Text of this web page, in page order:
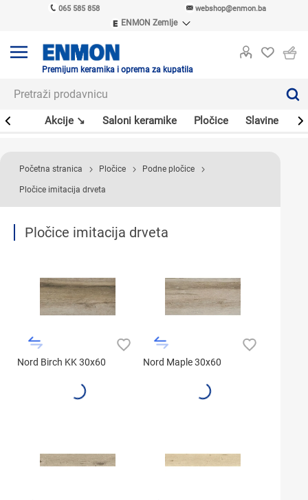
065 585 858 webshop@enmon.ba
ENMON Zemlje
ENMON MKD
Premijum keramika i oprema za kupatila
Akcije ↘ Saloni keramike Pločice Slavine
Početna stranica Pločice Podne pločice
Pločice imitacija drveta
Pločice imitacija drveta
Nord Birch KK 30x60 Nord Maple 30x60